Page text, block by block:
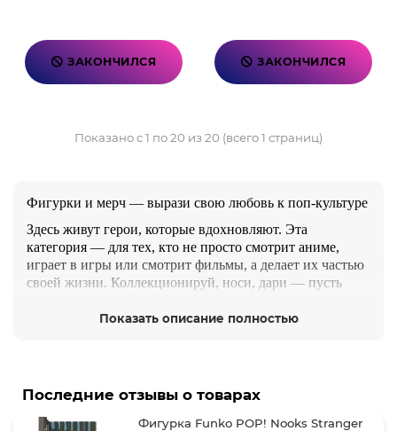
ЗАКОНЧИЛСЯ ЗАКОНЧИЛСЯ
Показано с 1 по 20 из 20 (всего 1 страниц)
Фигурки и мерч — вырази свою любовь к поп-культуре
Здесь живут герои, которые вдохновляют. Эта
категория — для тех, кто не просто смотрит аниме,
играет в игры или смотрит фильмы, а делает их частью
своей жизни. Коллекционируй, носи, дари — пусть
Impact, Marvel, DC, Star Wars, The Witcher, Cyberpunk
2077 и другим
Показать описание полностью
Последние отзывы о товарах
Фигурка Funko POP! Nooks Stranger